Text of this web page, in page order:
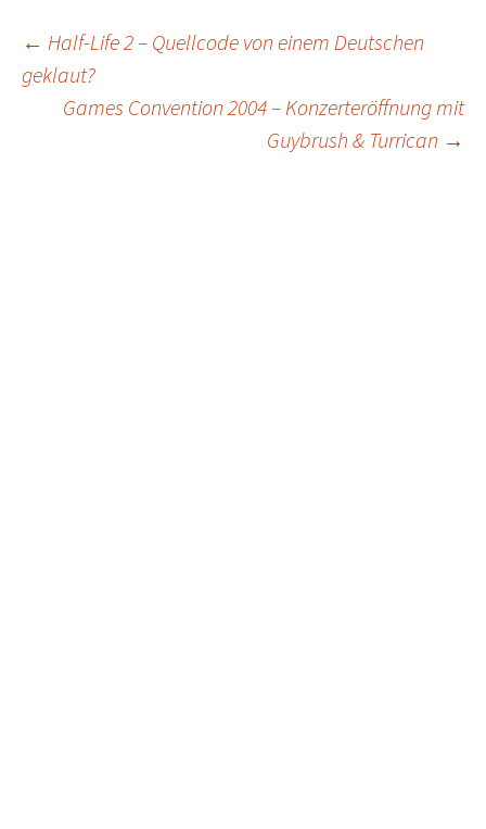
Post
navigation
← Half-Life 2 – Quellcode von einem Deutschen
geklaut?
Games Convention 2004 – Konzerteröffnung mit
Guybrush & Turrican →